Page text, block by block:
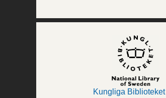
Kungliga Biblioteket